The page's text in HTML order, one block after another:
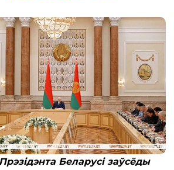
Беларусі заўсёды